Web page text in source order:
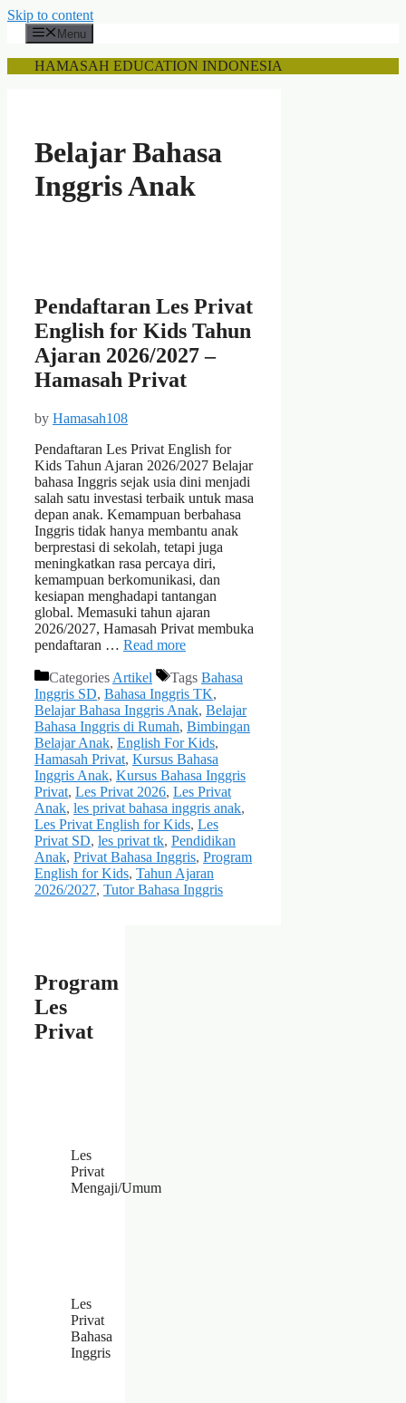
Skip to content
Menu
HAMASAH EDUCATION INDONESIA
Belajar Bahasa
Inggris Anak
Pendaftaran Les Privat
English for Kids Tahun
Ajaran 2026/2027 –
Hamasah Privat
by Hamasah108
Pendaftaran Les Privat English for
Kids Tahun Ajaran 2026/2027 Belajar
bahasa Inggris sejak usia dini menjadi
salah satu investasi terbaik untuk masa
depan anak. Kemampuan berbahasa
Inggris tidak hanya membantu anak
berprestasi di sekolah, tetapi juga
meningkatkan rasa percaya diri,
kemampuan berkomunikasi, dan
kesiapan menghadapi tantangan
global. Memasuki tahun ajaran
2026/2027, Hamasah Privat membuka
pendaftaran … Read more
Categories Artikel Tags Bahasa
Inggris SD, Bahasa Inggris TK,
Belajar Bahasa Inggris Anak, Belajar
Bahasa Inggris di Rumah, Bimbingan
Belajar Anak, English For Kids,
Hamasah Privat, Kursus Bahasa
Inggris Anak, Kursus Bahasa Inggris
Privat, Les Privat 2026, Les Privat
Anak, les privat bahasa inggris anak,
Les Privat English for Kids, Les
Privat SD, les privat tk, Pendidikan
Anak, Privat Bahasa Inggris, Program
English for Kids, Tahun Ajaran
2026/2027, Tutor Bahasa Inggris
Program
Les
Privat
Les
Privat
Mengaji/Umum
Les
Privat
Bahasa
Inggris